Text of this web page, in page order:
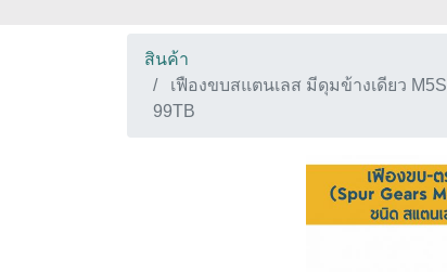
สินค้า
เฟืองขบสแตนเลส มีดุมข้างเดียว
99TB